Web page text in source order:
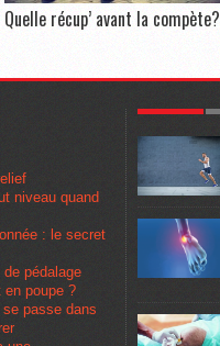
Quelle récup’ avant la compète?
niveau quand
: le secret
pédalage
en poupe ?
passe dans